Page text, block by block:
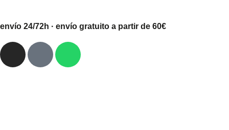
envío 24/72h · envío gratuito a partir de 60€